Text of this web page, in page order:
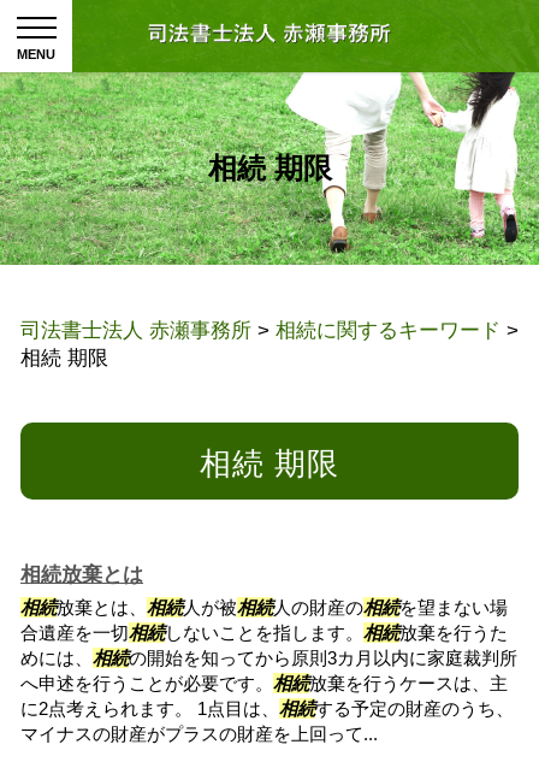
相続 期限
司法書士法人 赤瀬事務所 > 相続に関するキーワード >
相続 期限
相続 期限
相続放棄とは
相続放棄とは、 相続人が被相続人の財産の相続を望まない場
合遺産を一切相続しないことを指します。 相続放棄を行うた
めには、 相続の開始を知ってから原則3カ月以内に家庭裁判所
へ申述を行うことが必要です。 相続放棄を行うケースは、主
に2点考えられます。 1点目は、 相続する予定の財産のうち、
マイナスの財産がプラスの財産を上回って...